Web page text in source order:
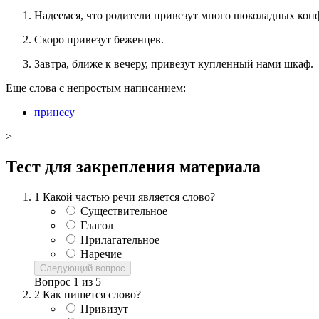
Надеемся, что родители привезут много шоколадных
Скоро привезут беженцев.
Завтра, ближе к вечеру, привезут купленный нами шкаф.
Еще слова с непростым написанием:
принесу
>
Тест для закрепления материала
1 Какой частью речи является слово?
Существительное
Глагол
Прилагательное
Наречие
Следующий вопрос
Вопрос 1 из 5
2 Как пишется слово?
Привизут